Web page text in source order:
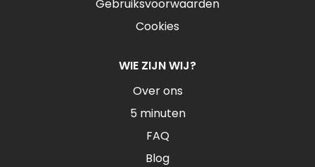
Gebruiksvoorwaarden
Cookies
WIE ZIJN WIJ?
Over ons
5 minuten
FAQ
Blog